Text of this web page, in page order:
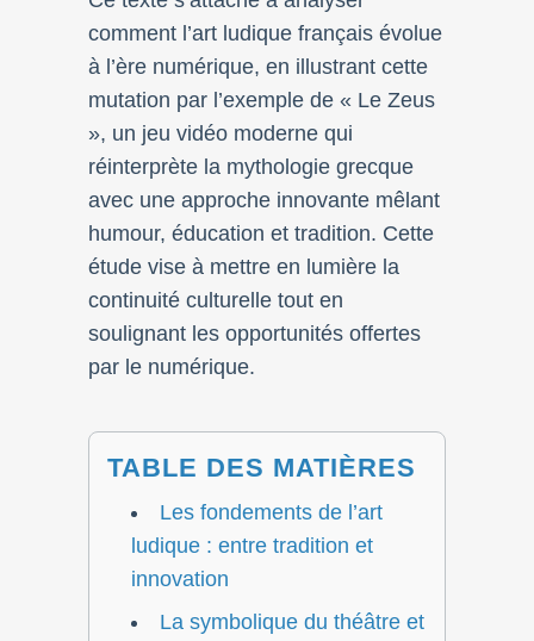
comment l’art ludique français évolue
à l’ère numérique, en illustrant cette
mutation par l’exemple de « Le Zeus
», un jeu vidéo moderne qui
réinterprète la mythologie grecque
avec une approche innovante mêlant
humour, éducation et tradition. Cette
étude vise à mettre en lumière la
continuité culturelle tout en
soulignant les opportunités offertes
par le numérique.
TABLE DES MATIÈRES
Les fondements de l’art
ludique : entre tradition et
innovation
La symbolique du théâtre et